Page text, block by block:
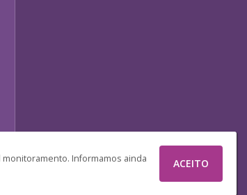
Informamos ainda
ACEITO